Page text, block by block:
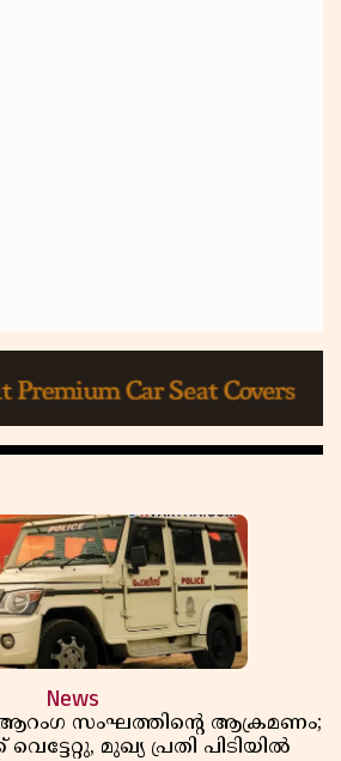
News
ആറംഗ സംഘത്തിൻ്റെ ആക്രമണം;
മുഖ്യ പ്രതി പിടിയിൽ